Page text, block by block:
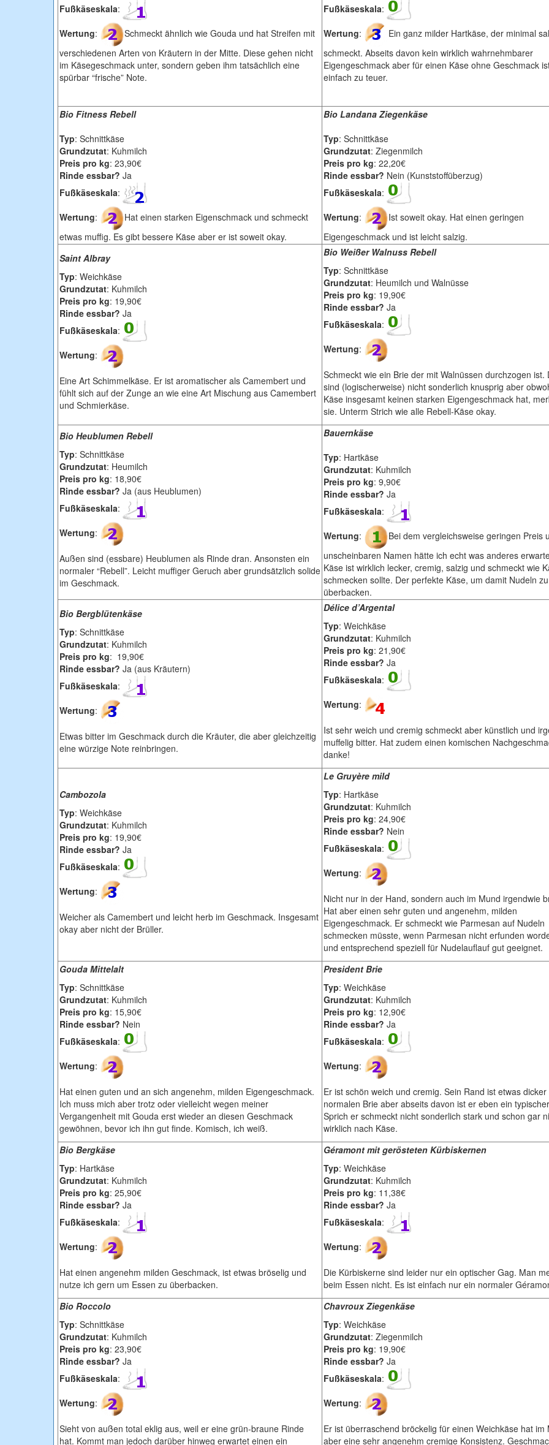
Fußkäseskala:
Wertung:
Schmeckt ähnlich wie Gouda und hat Streifen mit
verschiedenen Arten von Kräutern in der Mitte. Diese gehen nicht
im Käsegeschmack unter, sondern geben ihm tatsächlich eine
spürbar “frische” Note.
Fußkäseskala:
Wertung:
Ein ganz milder Hartkäse, der minimal
schmeckt. Abseits davon kein wirklich wahrnehmbarer
Eigengeschmack aber für einen Käse ohne Geschmack
einfach zu teuer.
Bio Fitness Rebell
Typ: Schnittkäse
Grundzutat: Kuhmilch
Preis pro kg: 23,90€
Rinde essbar? Ja
Fußkäseskala:
Wertung:
Hat einen starken Eigenschmack und schmeckt
etwas muffig. Es gibt bessere Käse aber er ist soweit okay.
Bio Landana Ziegenkäse
Typ: Schnittkäse
Grundzutat: Ziegenmilch
Preis pro kg: 22,20€
Rinde essbar? Nein (Kunststoffüberzug)
Fußkäseskala:
Wertung:
Ist soweit okay. Hat einen geringen
Eigengeschmack und ist leicht salzig.
Saint Albray
Typ: Weichkäse
Grundzutat: Kuhmilch
Preis pro kg: 19,90€
Rinde essbar? Ja
Fußkäseskala:
Wertung:
Eine Art Schimmelkäse. Er ist aromatischer als Camembert und
fühlt sich auf der Zunge an wie eine Art Mischung aus Camembert
und Schmierkäse.
Bio Weißer Walnuss Rebell
Typ: Schnittkäse
Grundzutat: Heumilch und Walnüsse
Preis pro kg: 19,90€
Rinde essbar? Ja
Fußkäseskala:
Wertung:
Schmeckt wie ein Brie der mit Walnüssen durchzogen ist.
sind (logischerweise) nicht sonderlich knusprig aber
Käse insgesamt keinen starken Eigengeschmack hat,
sie. Unterm Strich wie alle Rebell-Käse okay.
Bio Heublumen Rebell
Typ: Schnittkäse
Grundzutat: Heumilch
Preis pro kg: 18,90€
Rinde essbar? Ja (aus Heublumen)
Fußkäseskala:
Wertung:
Außen sind (essbare) Heublumen als Rinde dran. Ansonsten ein
normaler “Rebell”. Leicht muffiger Geruch aber grundsätzlich solide
im Geschmack.
Bauernkäse
Typ: Hartkäse
Grundzutat: Kuhmilch
Preis pro kg: 9,90€
Rinde essbar? Ja
Fußkäseskala:
Wertung:
Bei dem vergleichsweise geringen Preis
unscheinbaren Namen hätte ich echt was anderes
Käse ist wirklich lecker, cremig, salzig und schmeckt wie
schmecken sollte. Der perfekte Käse, um damit Nudeln zu
überbacken.
Bio Bergblütenkäse
Typ: Schnittkäse
Grundzutat: Kuhmilch
Preis pro kg: 19,90€
Rinde essbar? Ja (aus Kräutern)
Fußkäseskala:
Wertung:
Etwas bitter im Geschmack durch die Kräuter, die aber gleichzeitig
eine würzige Note reinbringen.
Délice d’Argental
Typ: Weichkäse
Grundzutat: Kuhmilch
Preis pro kg: 21,90€
Rinde essbar? Ja
Fußkäseskala:
Wertung:
Ist sehr weich und cremig schmeckt aber künstlich und
muffelig bitter. Hat zudem einen komischen
danke!
Cambozola
Typ: Weichkäse
Grundzutat: Kuhmilch
Preis pro kg: 19,90€
Rinde essbar? Ja
Fußkäseskala:
Wertung:
Weicher als Camembert und leicht herb im Geschmack. Insgesamt
okay aber nicht der Brüller.
Le Gruyère mild
Typ: Hartkäse
Grundzutat: Kuhmilch
Preis pro kg: 24,90€
Rinde essbar? Nein
Fußkäseskala:
Wertung:
Nicht nur in der Hand, sondern auch im Mund irgendwie
Hat aber einen sehr guten und angenehm, milden
Eigengeschmack. Er schmeckt wie Parmesan auf Nudeln
schmecken müsste, wenn Parmesan nicht erfunden
und entsprechend speziell für Nudelauflauf gut geeignet.
Gouda Mittelalt
Typ: Schnittkäse
Grundzutat: Kuhmilch
Preis pro kg: 15,90€
Rinde essbar? Nein
Fußkäseskala:
Wertung:
Hat einen guten und an sich angenehm, milden Eigengeschmack.
Ich muss mich aber trotz oder vielleicht wegen meiner
Vergangenheit mit Gouda erst wieder an diesen Geschmack
gewöhnen, bevor ich ihn gut finde. Komisch, ich weiß.
President Brie
Typ: Weichkäse
Grundzutat: Kuhmilch
Preis pro kg: 12,90€
Rinde essbar? Ja
Fußkäseskala:
Wertung:
Er ist schön weich und cremig. Sein Rand ist etwas
normalen Brie aber abseits davon ist er eben ein
Sprich er schmeckt nicht sonderlich stark und schon gar
wirklich nach Käse.
Bio Bergkäse
Typ: Hartkäse
Grundzutat: Kuhmilch
Preis pro kg: 25,90€
Rinde essbar? Ja
Fußkäseskala:
Wertung:
Hat einen angenehm milden Geschmack, ist etwas bröselig und
nutze ich gern um Essen zu überbacken.
Géramont mit gerösteten Kürbiskernen
Typ: Weichkäse
Grundzutat: Kuhmilch
Preis pro kg: 11,38€
Rinde essbar? Ja
Fußkäseskala:
Wertung:
Die Kürbiskerne sind leider nur ein optischer Gag. Man
beim Essen nicht. Es ist einfach nur ein normaler
Bio Roccolo
Typ: Schnittkäse
Grundzutat: Kuhmilch
Preis pro kg: 23,90€
Rinde essbar? Ja
Fußkäseskala:
Wertung:
Sieht von außen total eklig aus, weil er eine grün-braune Rinde
hat. Kommt man jedoch darüber hinweg erwartet einen ein
Chavroux Ziegenkäse
Typ: Weichkäse
Grundzutat: Ziegenmilch
Preis pro kg: 19,90€
Rinde essbar? Ja
Fußkäseskala:
Wertung:
Er ist überraschend bröckelig für einen Weichkäse hat im
aber eine sehr angenehm cremige Konsistenz.